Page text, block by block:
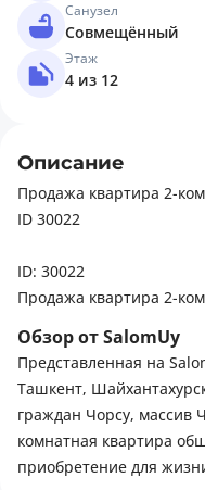
Санузел
Совмещённый
Этаж
4 из 12
Описание
Продажа квартира 2-
ID 30022
ID: 30022
Продажа квартира 2-
Состояние: средний
Тип здания:
Район:
Планировка смежная.
Обзор от SalomUy
Представленная на
Ташкент,
граждан Чорсу, массив
комнатная квартира
приобретение для